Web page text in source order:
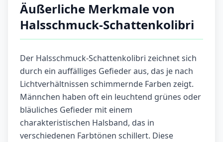
Äußerliche Merkmale von
Halsschmuck-Schattenkolibri
Der Halsschmuck-Schattenkolibri zeichnet sich
durch ein auffälliges Gefieder aus, das je nach
Lichtverhältnissen schimmernde Farben zeigt.
Männchen haben oft ein leuchtend grünes oder
bläuliches Gefieder mit einem
charakteristischen Halsband, das in
verschiedenen Farbtönen schillert. Diese